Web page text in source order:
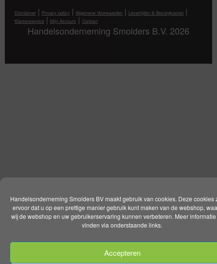
Handelsonderneming Smolders BV maakt gebruik van cookies. Deze cookies
ervoor dat u op een prettige manier gebruik kunt maken van de webshop,
wij de webshop en uw gebruikerservaring kunnen verbeteren. Meer
vinden via onderstaande links.
Accepteren
Disclaimer | Privacy policy | Algemene Voorwaarden | Levertijden & Bezorgkosten |
Klantenservice | Mijn Account | Contact
Handelsonderneming Smolders B.V. 2026